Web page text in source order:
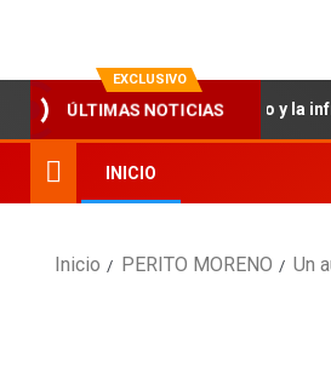
EXCLUSIVO
ÚLTIMAS NOTICIAS
el trabajo articulado y la
INICIO
Inicio PERITO MORENO Un